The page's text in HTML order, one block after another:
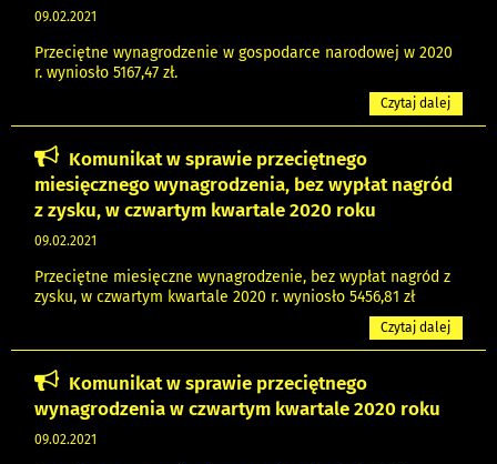
09.02.2021
Przeciętne wynagrodzenie w gospodarce narodowej w 2020
r. wyniosło 5167,47 zł.
Czytaj dalej
Komunikat w sprawie przeciętnego
miesięcznego wynagrodzenia, bez wypłat nagród
z zysku, w czwartym kwartale 2020 roku
09.02.2021
Przeciętne miesięczne wynagrodzenie, bez wypłat nagród z
zysku, w czwartym kwartale 2020 r. wyniosło 5456,81 zł
Czytaj dalej
Komunikat w sprawie przeciętnego
wynagrodzenia w czwartym kwartale 2020 roku
09.02.2021